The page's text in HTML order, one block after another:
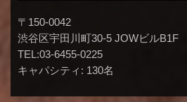
〒150-0042
渋谷区宇田川町30-5 JOWビルB1F
TEL:03-6455-0225
キャパシティ: 130名